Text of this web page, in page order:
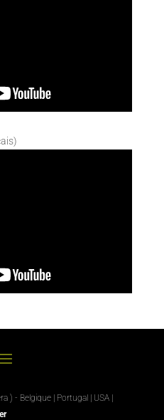
) - Belgique | Portugal | USA |